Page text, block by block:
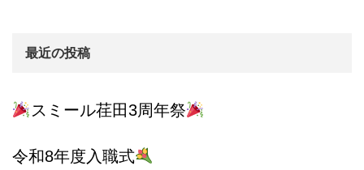
最近の投稿
スミール荏田3周年祭
令和8年度入職式